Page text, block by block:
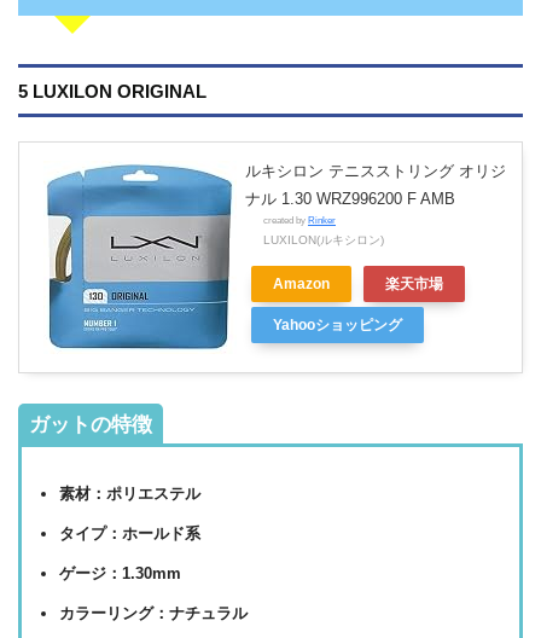
5 LUXILON ORIGINAL
ルキシロン テニスストリング オリジ
ナル 1.30 WRZ996200 F AMB
created by Rinker
LUXILON(ルキシロン)
Amazon 楽天市場
Yahooショッピング
ガットの特徴
素材：ポリエステル
タイプ：ホールド系
ゲージ：1.30mm
カラーリング：ナチュラル